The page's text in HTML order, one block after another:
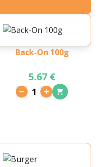
Back-On 100g
5.67 €
1